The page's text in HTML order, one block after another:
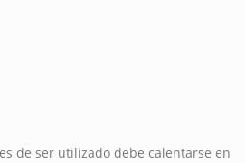
de ser utilizado debe calentarse en